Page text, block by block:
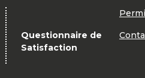
Questionnaire de
Satisfaction